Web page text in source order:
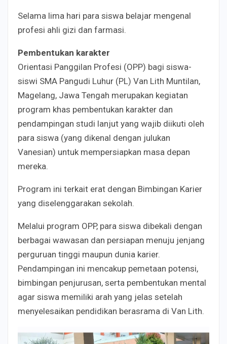
Selama lima hari para siswa belajar mengenal
profesi ahli gizi dan farmasi.
Pembentukan karakter
Orientasi Panggilan Profesi (OPP) bagi siswa-
siswi SMA Pangudi Luhur (PL) Van Lith Muntilan,
Magelang, Jawa Tengah merupakan kegiatan
program khas pembentukan karakter dan
pendampingan studi lanjut yang wajib diikuti oleh
para siswa (yang dikenal dengan julukan
Vanesian) untuk mempersiapkan masa depan
mereka.
Program ini terkait erat dengan Bimbingan Karier
yang diselenggarakan sekolah.
Melalui program OPP, para siswa dibekali dengan
berbagai wawasan dan persiapan menuju jenjang
perguruan tinggi maupun dunia karier.
Pendampingan ini mencakup pemetaan potensi,
bimbingan penjurusan, serta pembentukan mental
agar siswa memiliki arah yang jelas setelah
menyelesaikan pendidikan berasrama di Van Lith.